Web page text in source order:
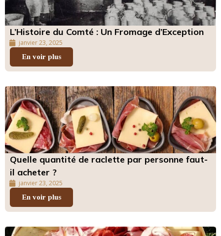
L’Histoire du Comté : Un Fromage d’Exception
janvier 23, 2025
En voir plus
Quelle quantité de raclette par personne faut-
il acheter ?
janvier 23, 2025
En voir plus